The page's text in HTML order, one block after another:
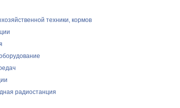
техники, кормов
радиостанция